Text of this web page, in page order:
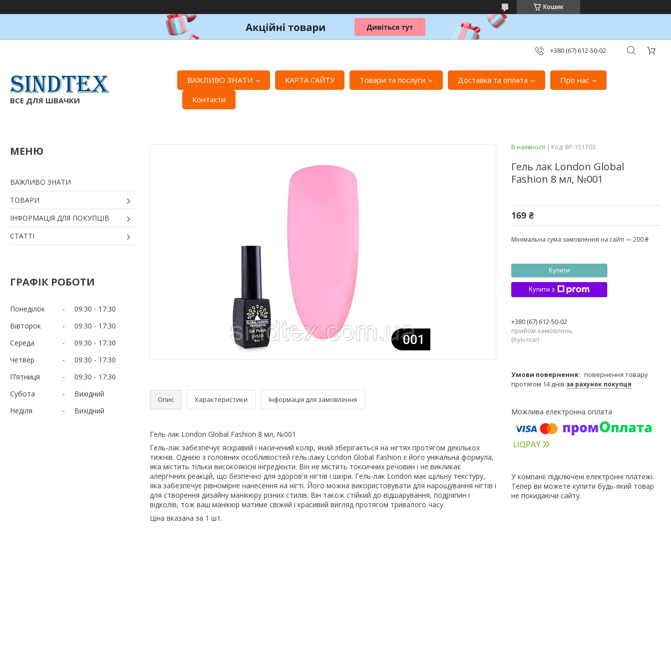
Кошик
+380 (67) 612-50-02
ВСЕ ДЛЯ ШВАЧКИ
ВАЖЛИВО ЗНАТИ КАРТА САЙТУ Товари та послуги Доставка та оплата
Про нас
Контакти
ВАЖЛИВО ЗНАТИ
ТОВАРИ
ІНФОРМАЦІЯ ДЛЯ ПОКУПЦІВ
СТАТТІ
ГРАФІК РОБОТИ
Понеділок 09:30
17:30
Вівторок
09:30
17:30
Середа
09:30
17:30
Четвер
09:30
17:30
Пʼятниця
09:30
17:30
Субота
Вихідний
Неділя
Вихідний
Опис Характеристики Інформація для замовлення
Гель лак London Global Fashion 8 мл, №001
Гель-лак забезпечує яскравий і насичений колір, який зберігається на нігтях протягом декількох
тижнів. Однією з головних особливостей гель-лаку London Global Fashion є його унікальна формула,
яка містить тільки високоякісні інгредієнти. Він не містить токсичних речовин і не викликає
алергічних реакцій, що безпечно для здоров'я нігтів і шкіри. Гель-лак London має щільну текстуру,
яка забезпечує рівномірне нанесення на нігті. Його можна використовувати для нарощування нігтів і
для створення дизайну манікюру різних стилів. Він також стійкий до відшарування, подряпин і
відколів, тож ваш манікюр матиме свіжий і красивий вигляд протягом тривалого часу.
Ціна вказана за 1 шт.
В наявності Код: ВР-151703
Гель лак London Global
Fashion 8 мл, №001
169 ₴
Мінімальна сума замовлення на сайті — 200 ₴
Купити
Купити з
+380 (67) 612-50-02
прийом замовлень
(Kyivstar)
повернення товару
протягом 14 днів за рахунок покупця
У компанії підключені електронні платежі.
Тепер ви можете купити будь-який товар
не покидаючи сайту.